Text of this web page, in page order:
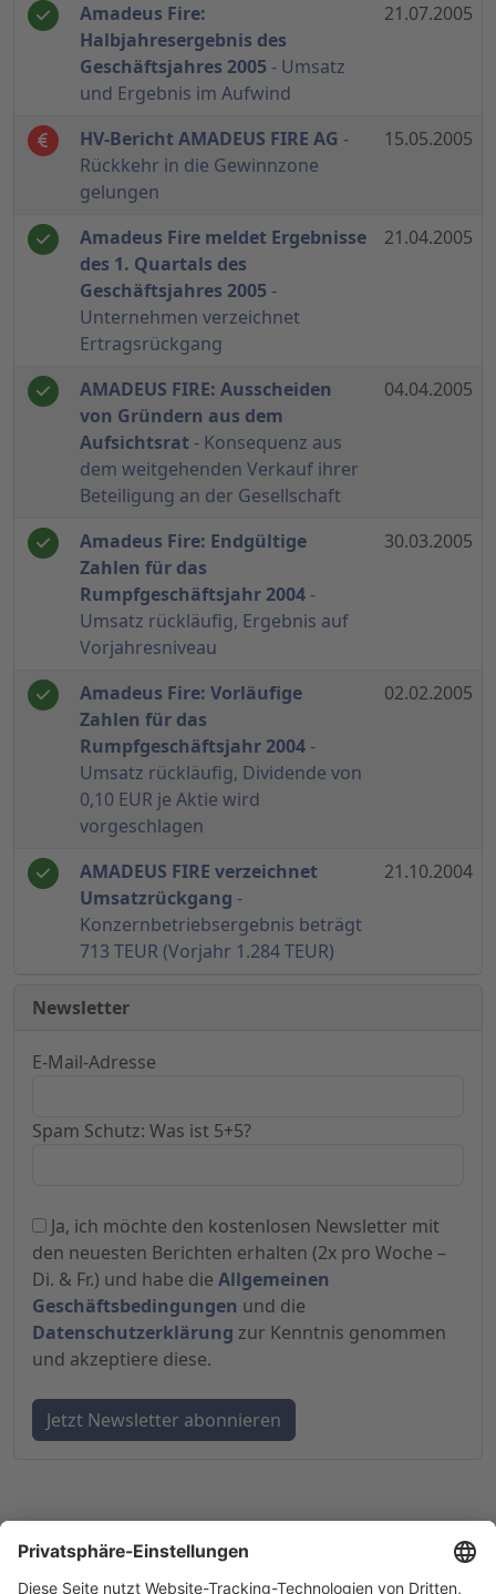
Amadeus Fire:
Halbjahresergebnis des
Geschäftsjahres 2005- Umsatz
und Ergebnis im Aufwind
21.07.2005
HV-Bericht AMADEUS FIRE AG -
Rückkehr in die Gewinnzone
gelungen
15.05.2005
Amadeus Fire meldet Ergebnisse
des 1. Quartals des
Geschäftsjahres 2005-
Unternehmen verzeichnet
Ertragsrückgang
21.04.2005
AMADEUS FIRE: Ausscheiden
von Gründern aus dem
Aufsichtsrat - Konsequenz aus
dem weitgehenden Verkauf ihrer
Beteiligung an der Gesellschaft
04.04.2005
Amadeus Fire: Endgültige
Zahlen für das
Rumpfgeschäftsjahr 2004-
Umsatz rückläufig, Ergebnis auf
Vorjahresniveau
30.03.2005
Amadeus Fire: Vorläufige
Zahlen für das
Rumpfgeschäftsjahr 2004 -
Umsatz rückläufig, Dividende von
0,10 EUR je Aktie wird
vorgeschlagen
02.02.2005
AMADEUS FIRE verzeichnet
Umsatzrückgang -
Konzernbetriebsergebnis beträgt
713 TEUR (Vorjahr 1.284 TEUR)
21.10.2004
Newsletter
E-Mail-Adresse
Spam Schutz: Was ist 5+5?
Ja, ich möchte den kostenlosen Newsletter mit
den neuesten Berichten erhalten (2x pro Woche –
Di. & Fr.) und habe die Allgemeinen
Geschäftsbedingungen und die
Datenschutzerklärung zur Kenntnis genommen
und akzeptiere diese.
© 1998-2026by GSC Research GmbH
Datenschutz